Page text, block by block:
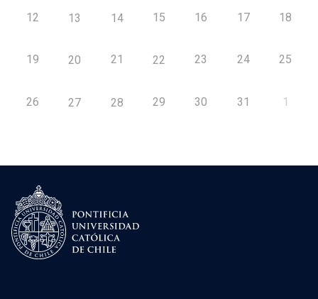
12 13 14 15 16 17 18
19 20 21 22 23 24 25
26 27 28 29 30 31 1